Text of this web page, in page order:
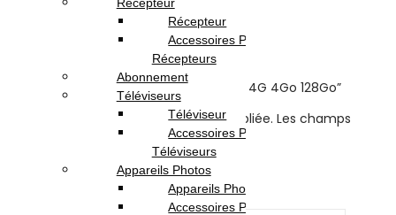
Reviews
There are no reviews yet.
Be the first to review “Honor X5c PLUS 4G 4Go 128Go”
Votre adresse e-mail ne sera pas publiée. Les champs
obligatoires sont indiqués avec*
Your rating
Récepteur
Accessoires Pour
Récepteurs
Abonnement
Téléviseurs
Téléviseur
Accessoires Pour
Téléviseurs
Appareils Photos
Appareils Photo
Accessoires Pour